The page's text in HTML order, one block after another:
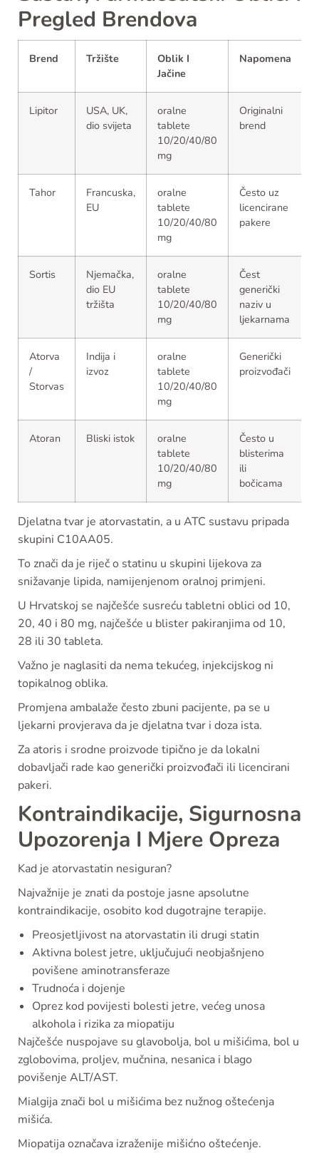
Pregled Brendova
Brend Tržište
Oblik I
Jačine
Napomena
Lipitor
USA, UK,
dio svijeta
oralne
tablete
10/20/40/80
mg
Originalni
brend
Tahor
Francuska,
EU
oralne
tablete
10/20/40/80
mg
Često uz
licencirane
pakere
Sortis
Njemačka,
dio EU
tržišta
oralne
tablete
10/20/40/80
mg
Čest
generički
naziv u
ljekarnama
Atorva
/
Storvas
Indija i
izvoz
oralne
tablete
10/20/40/80
mg
Generički
proizvođači
Atoran Bliski istok
oralne
tablete
10/20/40/80
mg
Često u
blisterima
ili
bočicama
Djelatna tvar je atorvastatin, a u ATC sustavu pripada
skupini C10AA05.
To znači da je riječ o statinu u skupini lijekova za
snižavanje lipida, namijenjenom oralnoj primjeni.
U Hrvatskoj se najčešće susreću tabletni oblici od 10,
20, 40 i 80 mg, najčešće u blister pakiranjima od 10,
28 ili 30 tableta.
Važno je naglasiti da nema tekućeg, injekcijskog ni
topikalnog oblika.
Promjena ambalaže često zbuni pacijente, pa se u
ljekarni provjerava da je djelatna tvar i doza ista.
Za atoris i srodne proizvode tipično je da lokalni
dobavljači rade kao generički proizvođači ili licencirani
pakeri.
Kontraindikacije, Sigurnosna
Upozorenja I Mjere Opreza
Kad je atorvastatin nesiguran?
Najvažnije je znati da postoje jasne apsolutne
kontraindikacije, osobito kod dugotrajne terapije.
Preosjetljivost na atorvastatin ili drugi statin
Aktivna bolest jetre, uključujući neobjašnjeno
povišene aminotransferaze
Trudnoća i dojenje
Oprez kod povijesti bolesti jetre, većeg unosa
alkohola i rizika za miopatiju
Najčešće nuspojave su glavobolja, bol u mišićima, bol u
zglobovima, proljev, mučnina, nesanica i blago
povišenje ALT/AST.
Mialgija znači bol u mišićima bez nužnog oštećenja
mišića.
Miopatija označava izraženije mišićno oštećenje.